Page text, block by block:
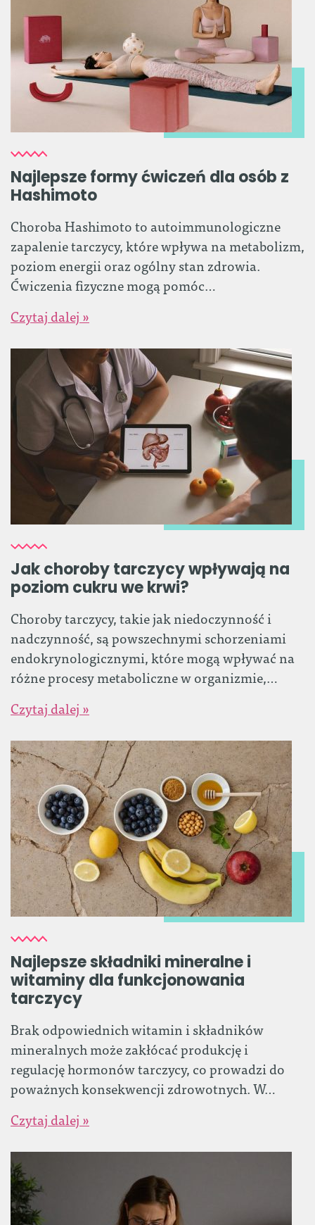
Najlepsze formy ćwiczeń dla osób z
Hashimoto
Choroba Hashimoto to autoimmunologiczne
zapalenie tarczycy, które wpływa na metabolizm,
poziom energii oraz ogólny stan zdrowia.
Ćwiczenia fizyczne mogą pomóc…
Czytaj dalej »
Jak choroby tarczycy wpływają na
poziom cukru we krwi?
Choroby tarczycy, takie jak niedoczynność i
nadczynność, są powszechnymi schorzeniami
endokrynologicznymi, które mogą wpływać na
różne procesy metaboliczne w organizmie,…
Czytaj dalej »
Najlepsze składniki mineralne i
witaminy dla funkcjonowania
tarczycy
Brak odpowiednich witamin i składników
mineralnych może zakłócać produkcję i
regulację hormonów tarczycy, co prowadzi do
poważnych konsekwencji zdrowotnych. W…
Czytaj dalej »